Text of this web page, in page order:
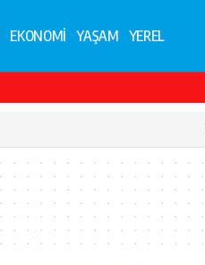
EKONOMİ YAŞAM YEREL